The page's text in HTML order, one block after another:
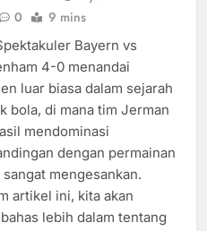
0 9 mins
Bayern vs
4-0 menandai
luar biasa dalam sejarah
bola, di mana tim Jerman
mendominasi
dengan permainan
sangat mengesankan.
artikel ini, kita akan
lebih dalam tentang